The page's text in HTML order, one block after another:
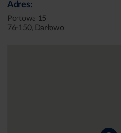
Adres:
Portowa 15
76-150, Darłowo